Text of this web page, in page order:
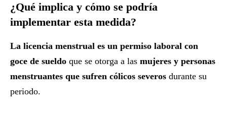
¿Qué implica y cómo se podría
implementar esta medida?
La licencia menstrual es un permiso laboral con
goce de sueldo que se otorga a las mujeres y personas
menstruantes que sufren cólicos severos durante su
periodo.